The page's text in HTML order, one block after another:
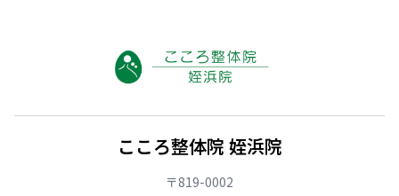
こころ整体院 姪浜院
〒819-0002